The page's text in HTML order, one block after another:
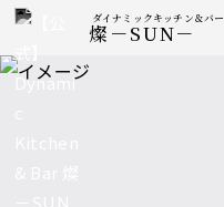
ダイナミックキッチン＆バー
燦－SUN－